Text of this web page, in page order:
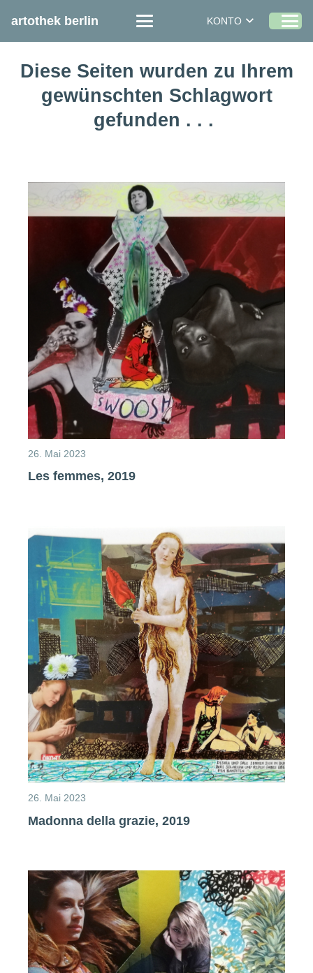
artothek berlin KONTO
Diese Seiten wurden zu Ihrem
gewünschten Schlagwort
gefunden . . .
26. Mai 2023
Les femmes, 2019
26. Mai 2023
Madonna della grazie, 2019